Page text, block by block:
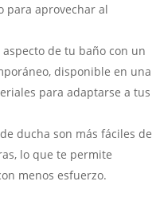
para aprovechar al
de tu baño con un
disponible en una
para adaptarse a tus
ducha son más fáciles de
lo que te permite
menos esfuerzo.